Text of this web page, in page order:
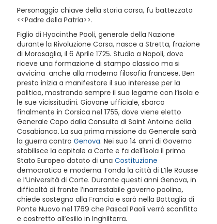
Personaggio chiave della storia corsa, fu battezzato
<<Padre della Patria>>.
Figlio di Hyacinthe Paoli, generale della Nazione
durante la Rivoluzione Corsa, nasce a Stretta, frazione
di Morosaglia, il 6 Aprile 1725. Studia a Napoli, dove
riceve una formazione di stampo classico ma si
avvicina anche alla moderna filosofia francese. Ben
presto inizia a manifestare il suo interesse per la
politica, mostrando sempre il suo legame con l’isola e
le sue vicissitudini. Giovane ufficiale, sbarca
finalmente in Corsica nel 1755, dove viene eletto
Generale Capo dalla Consulta di Saint Antoine della
Casabianca. La sua prima missione da Generale sarà
la guerra contro Genova. Nei suo 14 anni di Governo
stabilisce la capitale a Corte e fa dell'isola il primo
Stato Europeo dotato di una Costituzione
democratica e moderna. Fonda la città di L’Ile Rousse
e l’Università di Corte. Durante questi anni Genova, in
difficoltà di fronte l’inarrestabile governo paolino,
chiede sostegno alla Francia e sarà nella Battaglia di
Ponte Nuovo nel 1769 che Pascal Paoli verrà sconfitto
e costretto all’esilio in Inghilterra.